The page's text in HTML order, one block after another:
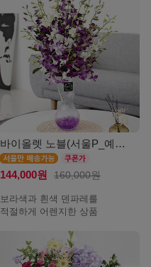
바이올렛 노블(서울P_예약배송)
144,000원 160,000원
보라색과 흰색 덴파레를
적절하게 어렌지한 상품